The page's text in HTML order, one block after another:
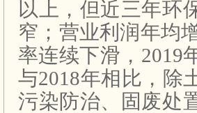
以上，但近三年环
窄；营业利润年均
率连续下滑， 2019
与2018年相比，除
污染防治、固废处